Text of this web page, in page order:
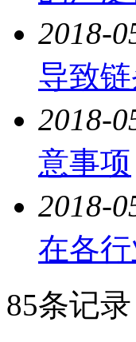
2018-
导致
2018-
意事项
2018-
在各
85条记录